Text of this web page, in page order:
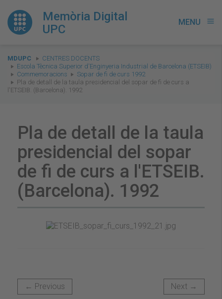
Memòria Digital
UPC
MENU menu
You
are
here:
MDUPC
CENTRES DOCENTS
Escola Tècnica Superior d'Enginyeria Industrial de Barcelona (ETSEIB)
Commemoracions
Sopar de fi de curs 1992
Pla de detall de la taula presidencial del sopar de fi de curs a
l'ETSEIB. (Barcelona). 1992
Pla de detall de la taula
presidencial del sopar
de fi de curs a l'ETSEIB.
(Barcelona). 1992
← Previous Next →